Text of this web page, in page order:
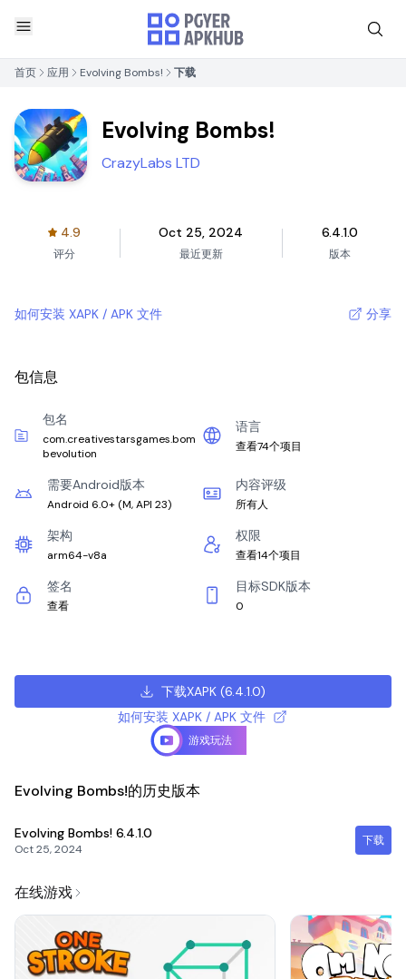
首页 应用 Evolving Bombs! 下载
Evolving Bombs!
CrazyLabs LTD
4.9
评分
Oct 25, 2024
最近更新
6.4.1.0
版本
如何安装 XAPK / APK 文件 分享
包信息
包名
com.creativestarsgames.bom
bevolution
语言
查看74个项目
需要Android版本
Android 6.0+ (M, API 23)
内容评级
所有人
架构
arm64-v8a
权限
查看14个项目
签名
查看
目标SDK版本
0
下载XAPK (6.4.1.0)
如何安装 XAPK / APK 文件
游戏玩法
Evolving Bombs!的历史版本
Evolving Bombs! 6.4.1.0
Oct 25, 2024
下载
在线游戏